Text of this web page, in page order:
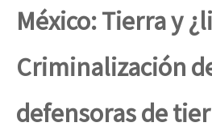
México: Tierra y
Criminalización
defensoras de